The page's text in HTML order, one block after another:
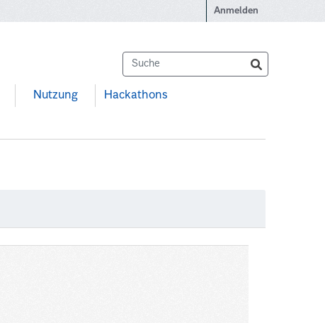
Anmelden
Nutzung Hackathons